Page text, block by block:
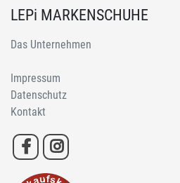
LEPi MARKENSCHUHE
Das Unternehmen
Impressum
Datenschutz
Kontakt